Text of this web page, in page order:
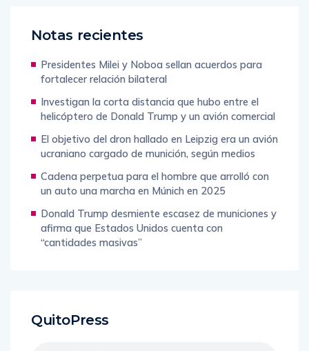
Notas recientes
Presidentes Milei y Noboa sellan acuerdos para
fortalecer relación bilateral
Investigan la corta distancia que hubo entre el
helicóptero de Donald Trump y un avión comercial
El objetivo del dron hallado en Leipzig era un avión
ucraniano cargado de munición, según medios
Cadena perpetua para el hombre que arrolló con
un auto una marcha en Múnich en 2025
Donald Trump desmiente escasez de municiones y
afirma que Estados Unidos cuenta con
“cantidades masivas”
QuitoPress